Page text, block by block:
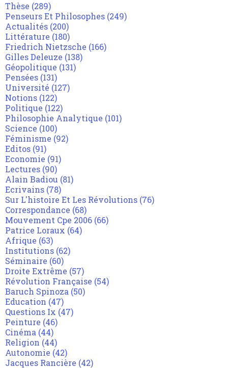
Thèse (289)
Penseurs Et Philosophes (249)
Actualités (200)
Littérature (180)
Friedrich Nietzsche (166)
Gilles Deleuze (138)
Géopolitique (131)
Pensées (131)
Université (127)
Notions (122)
Politique (122)
Philosophie Analytique (101)
Science (100)
Féminisme (92)
Editos (91)
Economie (91)
Lectures (90)
Alain Badiou (81)
Ecrivains (78)
Sur L'histoire Et Les Révolutions (76)
Correspondance (68)
Mouvement Cpe 2006 (66)
Patrice Loraux (64)
Afrique (63)
Institutions (62)
Séminaire (60)
Droite Extrême (57)
Révolution Française (54)
Baruch Spinoza (50)
Education (47)
Questions Ix (47)
Peinture (46)
Cinéma (44)
Religion (44)
Autonomie (42)
Jacques Rancière (42)